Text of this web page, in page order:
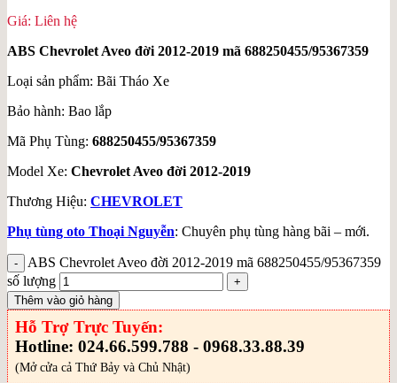
Giá: Liên hệ
ABS Chevrolet Aveo đời 2012-2019 mã 688250455/95367359
Loại sản phẩm: Bãi Tháo Xe
Bảo hành: Bao lắp
Mã Phụ Tùng: 688250455/95367359
Model Xe: Chevrolet Aveo đời 2012-2019
Thương Hiệu: CHEVROLET
Phụ tùng oto Thoại Nguyễn: Chuyên phụ tùng hàng bãi – mới.
ABS Chevrolet Aveo đời 2012-2019 mã 688250455/95367359
số lượng
Thêm vào giỏ hàng
Hỗ Trợ Trực Tuyến:
Hotline: 024.66.599.788 - 0968.33.88.39
(Mở cửa cả Thứ Bảy và Chủ Nhật)